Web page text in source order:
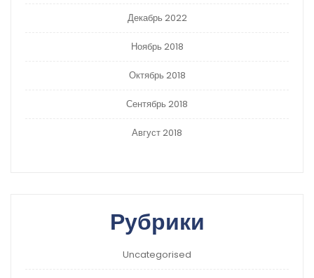
Декабрь 2022
Ноябрь 2018
Октябрь 2018
Сентябрь 2018
Август 2018
Рубрики
Uncategorised